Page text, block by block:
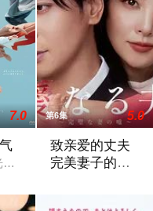
7.0
作《明治的南丁格尔 大
第6集 5.0
致亲爱的丈夫
完美妻子的谎